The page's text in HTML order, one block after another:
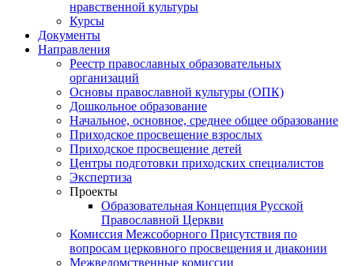
нравственной культуры
Курсы
Документы
Направления
Реестр православных образовательных
организаций
Основы православной культуры (ОПК)
Дошкольное образование
Начальное, основное, среднее общее образование
Приходское просвещение взрослых
Приходское просвещение детей
Центры подготовки приходских специалистов
Экспертиза
Проекты
Образовательная Концепция Русской
Православной Церкви
Комиссия Межсоборного Присутствия по
вопросам церковного просвещения и диаконии
Межведомственные комиссии